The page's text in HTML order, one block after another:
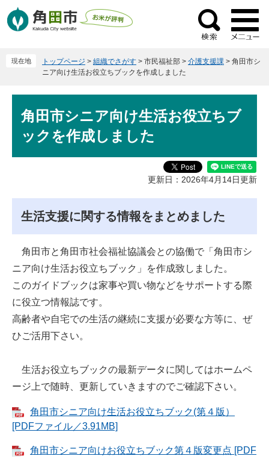
ー
ニ
検
索
現在地 トップページ > 組織でさがす > 市民福祉部 > 介護支援課 > 角田市シ
ニア向け生活お役立ちブックを作成しました
文角田市シニア向け生活お役立ちブ
ックを作成しました
更新日：2026年4月14日更新
生活支援に関する情報をまとめました
角田市と角田市社会福祉協議会との協働で「角田市シ
ニア向け生活お役立ちブック」を作成致しました。
このガイドブックは家事や買い物などをサポートする際
に役立つ情報誌です。
高齢者や自宅での生活の継続に支援が必要な方等に、ぜ
ひご活用下さい。
生活お役立ちブックの最新データに関してはホームペ
ージ上で随時、更新していきますのでご確認下さい。
角田市シニア向け生活お役立ちブック(第４版）
[PDFファイル／3.91MB]
角田市シニア向けお役立ちブック第４版変更点 [PDF